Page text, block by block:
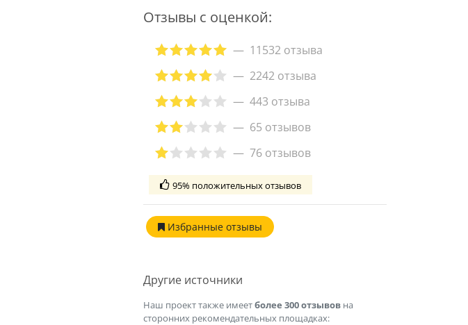
Отзывы с оценкой:
11532 отзыва
2242 отзыва
443 отзыва
65 отзывов
76 отзывов
95% положительных отзывов
Избранные отзывы
Другие источники
Наш проект также имеетболее 300 отзывов на
сторонних рекомендательных площадках: